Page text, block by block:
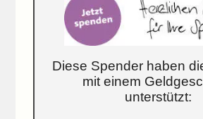
Diese Spender haben
mit einem
unterstützt: